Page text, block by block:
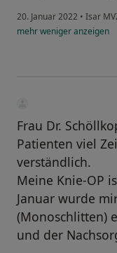
20. Januar 2022 • Isar
mehrwenigeranzeigen
Frau Dr.
Patienten viel
verständlich.
Meine Knie-OP
Januar wurde
(Monoschlitten)
und der